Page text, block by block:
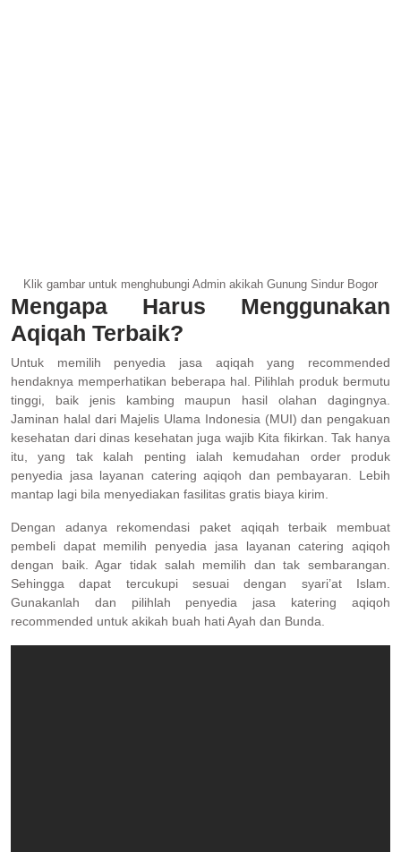
Klik gambar untuk menghubungi Admin akikah Gunung Sindur Bogor
Mengapa Harus Menggunakan
Aqiqah Terbaik?
Untuk memilih penyedia jasa aqiqah yang recommended
hendaknya memperhatikan beberapa hal. Pilihlah produk bermutu
tinggi, baik jenis kambing maupun hasil olahan dagingnya.
Jaminan halal dari Majelis Ulama Indonesia (MUI) dan pengakuan
kesehatan dari dinas kesehatan juga wajib Kita fikirkan. Tak hanya
itu, yang tak kalah penting ialah kemudahan order produk
penyedia jasa layanan catering aqiqoh dan pembayaran. Lebih
mantap lagi bila menyediakan fasilitas gratis biaya kirim.
Dengan adanya rekomendasi paket aqiqah terbaik membuat
pembeli dapat memilih penyedia jasa layanan catering aqiqoh
dengan baik. Agar tidak salah memilih dan tak sembarangan.
Sehingga dapat tercukupi sesuai dengan syari’at Islam.
Gunakanlah dan pilihlah penyedia jasa katering aqiqoh
recommended untuk akikah buah hati Ayah dan Bunda.